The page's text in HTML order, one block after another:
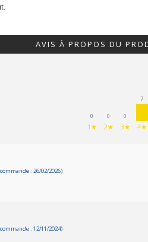
AVIS À PROPOS DU
0
1★
0
2★
0
3★
7
4★
: 26/02/2026)
: 12/11/2024)